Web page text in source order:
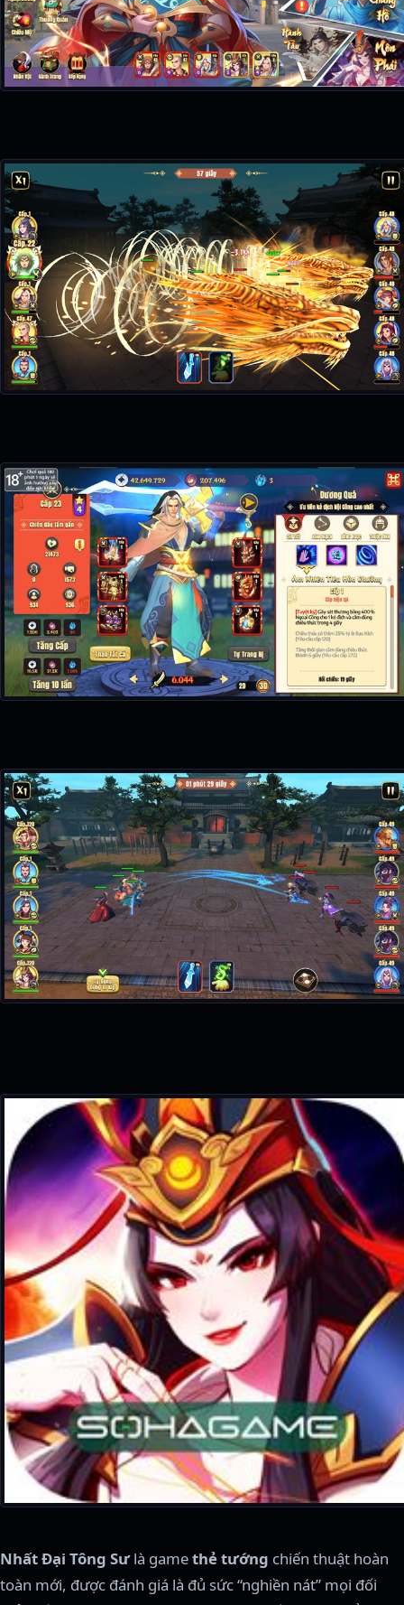
Nhất Đại Tông Sưlà gamethẻ tướng chiến thuật hoàn
toàn mới, được đánh giá là đủ sức “nghiền nát” mọi đối